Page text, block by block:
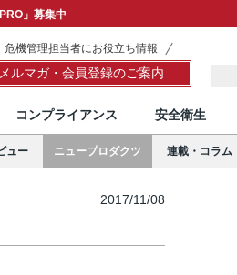
」募集中
危機管理担当者にお役立ち情報
メルマガ・会員登録のご案内
コンプライアンス 安全衛生
ュー ニュープロダクツ 連載・コラム
2017/11/08